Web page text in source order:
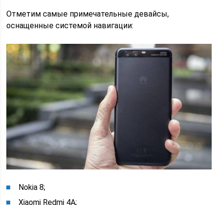
Отметим самые примечательные девайсы,
оснащенные системой навигации:
Nokia 8;
Xiaomi Redmi 4A;